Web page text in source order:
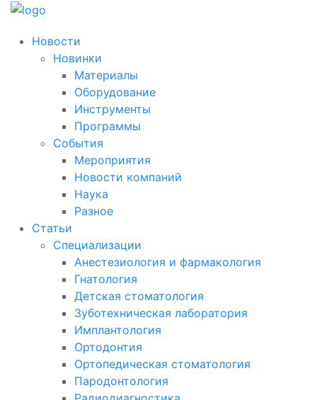
Новости
Новинки
Материалы
Оборудование
Инструменты
Программы
События
Мероприятия
Новости компаний
Наука
Разное
Статьи
Специализации
Анестезиология и фармакология
Гнатология
Детская стоматология
Зуботехническая лаборатория
Имплантология
Ортодонтия
Ортопедическая стоматология
Пародонтология